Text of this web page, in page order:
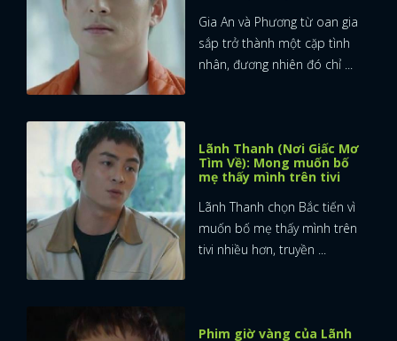
Gia An và Phương từ oan gia
sắp trở thành một cặp tình
nhân, đương nhiên đó chỉ ...
Lãnh Thanh (Nơi Giấc Mơ
Tìm Về): Mong muốn bố
mẹ thấy mình trên tivi
Lãnh Thanh chọn Bắc tiến vì
muốn bố mẹ thấy mình trên
tivi nhiều hơn, truyền ...
Phim giờ vàng của Lãnh